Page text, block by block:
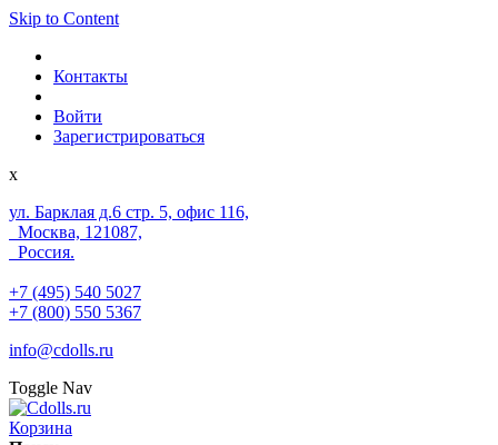
Skip to Content
Контакты
Войти
Зарегистрироваться
x
ул. Барклая д.6 стр. 5, офис 116,
Москва, 121087,
Россия.
+7 (495) 540 5027
+7 (800) 550 5367
info@cdolls.ru
Toggle Nav
Корзина